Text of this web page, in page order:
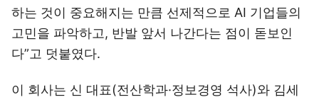
하는 것이 중요해지는 만큼 선제적으로 AI 기업들의
고민을 파악하고, 반발 앞서 나간다는 점이 돋보인
다”고 덧붙였다.
이 회사는 신 대표(전산학과·정보경영 석사)와 김세